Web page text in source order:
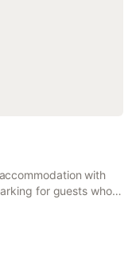
with
for guests who
Guests can make